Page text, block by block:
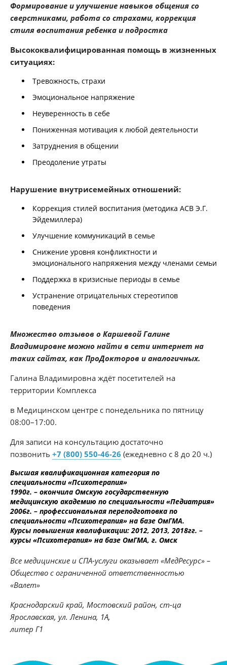
Формирование и улучшение навыков общения со
сверстниками, работа со страхами, коррекция
стиля воспитания ребенка и подростка
Высококвалифицированная помощь в жизненных
ситуациях:
Тревожность, страхи
Эмоциональное напряжение
Неуверенность в себе
Пониженная мотивация к любой деятельности
Затруднения в общении
Преодоление утраты
Нарушение внутрисемейных отношений:
Коррекция стилей воспитания (методика АСВ Э.Г.
Эйдемиллера)
Улучшение коммуникаций в семье
Снижение уровня конфликтности и
эмоционального напряжения между членами семьи
Поддержка в кризисные периоды в семье
Устранение отрицательных стереотипов
поведения
Множество отзывов о Каршевой Галине
Владимировне можно найти в сети интернет на
таких сайтах, как ПроДокторов и аналогичных.
Галина Владимировна ждёт посетителей на
территории Комплекса
в Медицинском центре с понедельника по пятницу
08:00–17:00.
Для записи на консультацию достаточно
позвонить +7 (800) 550-46-26 (ежедневно с 8 до 20 ч.)
Высшая квалификационная категория по
специальности «Психотерапия»
1990г. – окончила Омскую государственную
медицинскую академию по специальности «Педиатрия»
2006г. – профессиональная переподготовка по
специальности «Психотерапия» на базе ОмГМА.
Курсы повышения квалификации: 2012, 2013, 2018гг. –
курсы «Психотерапия» на базе ОмГМА, г. Омск
Все медицинские и СПА-услуги оказывает «МедРесурс» –
Общество с ограниченной ответственностью
«Валет»
Краснодарский край, Мостовский район, ст-ца
Ярославская, ул. Ленина, 1А,
литер Г1